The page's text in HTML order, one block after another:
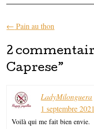
Parcourir
← Pain au thon
2
Caprese”
LadyMilonguera
1 septembre
Voilà qui me fait bien envie.